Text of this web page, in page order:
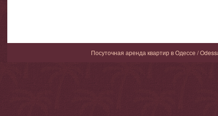
Посуточная аренда квартир в Одессе /